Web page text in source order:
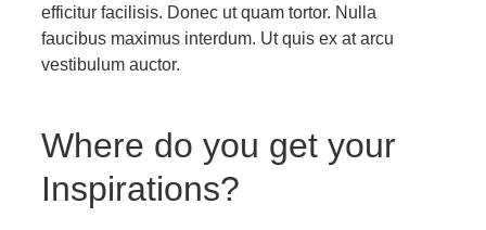
efficitur facilisis. Donec ut quam tortor. Nulla
faucibus maximus interdum. Ut quis ex at arcu
vestibulum auctor.
Where do you get your
Inspirations?